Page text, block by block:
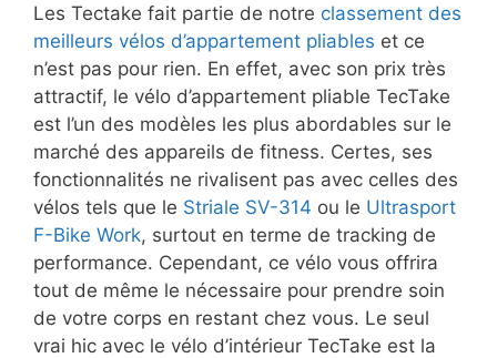
Les Tectake fait partie de notre classement des
meilleurs vélos d’appartement pliables et ce
n’est pas pour rien. En effet, avec son prix très
attractif, le vélo d’appartement pliable TecTake
est l’un des modèles les plus abordables sur le
marché des appareils de fitness. Certes, ses
fonctionnalités ne rivalisent pas avec celles des
vélos tels que le Striale SV-314 ou le Ultrasport
F-Bike Work, surtout en terme de tracking de
performance. Cependant, ce vélo vous offrira
tout de même le nécessaire pour prendre soin
de votre corps en restant chez vous. Le seul
vrai hic avec le vélo d’intérieur TecTake est la